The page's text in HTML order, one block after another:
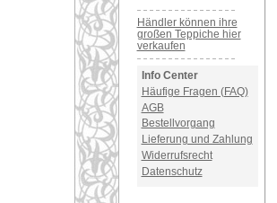
Händler können ihre
großen Teppiche hier
verkaufen
Info Center
Häufige Fragen (FAQ)
AGB
Bestellvorgang
Lieferung und Zahlung
Widerrufsrecht
Datenschutz